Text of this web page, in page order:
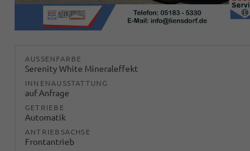
AUSSENFARBE
Serenity White Mineraleffekt
INNENAUSSTATTUNG
auf Anfrage
GETRIEBE
Automatik
ANTRIEBSACHSE
Frontantrieb